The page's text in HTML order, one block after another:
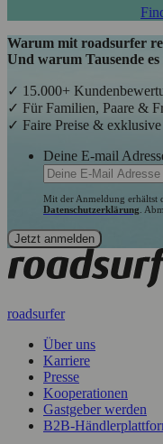
Warum mit roadsurfer
Und warum Tausende
✓ 15.000+
✓ Für Familien, Paare &
✓ Faire Preise &
Deine E-mail
Mit der Anmeldung erhältst
Datenschutzerklärung .
roadsurfer
Über uns
Karriere
Presse
Kooperationen
Gastgeber werden
B2B-